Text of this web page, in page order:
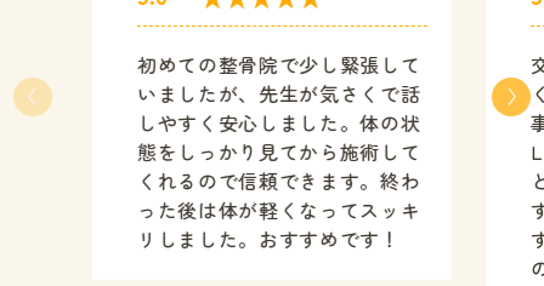
初めての整骨院で少し緊張して
いましたが、先生が気さくで話
しやすく安心しました。体の状
態をしっかり見てから施術して
くれるので信頼できます。終わ
った後は体が軽くなってスッキ
リしました。おすすめです！